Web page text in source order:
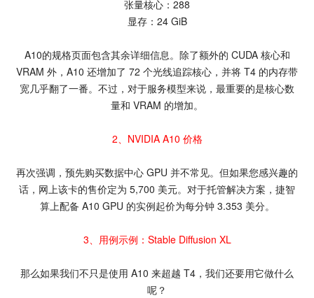
张量核心：288
显存：24 GiB
A10的规格页面包含其余详细信息。除了额外的 CUDA 核心和
VRAM 外，A10 还增加了 72 个光线追踪核心，并将 T4 的内存带
宽几乎翻了一番。不过，对于服务模型来说，最重要的是核心数
量和 VRAM 的增加。
2、NVIDIA A10 价格
再次强调，预先购买数据中心 GPU 并不常见。但如果您感兴趣的
话，网上该卡的售价定为 5,700 美元。对于托管解决方案，捷智
算上配备 A10 GPU 的实例起价为每分钟 3.353 美分。
3、用例示例：Stable Diffusion XL
那么如果我们不只是使用 A10 来超越 T4，我们还要用它做什么
呢？